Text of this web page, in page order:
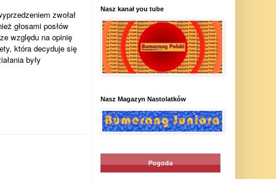
zwołał
głosami posłów
względu na opinię
która decyduje się
były
Nasz kanał you tube
Nasz Magazyn Nastolatków
Pogoda